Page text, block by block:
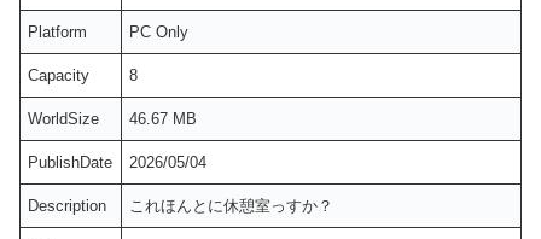
Platform PC Only
Capacity 8
WorldSize 46.67 MB
PublishDate 2026/05/04
Description これほんとに休憩室っすか？